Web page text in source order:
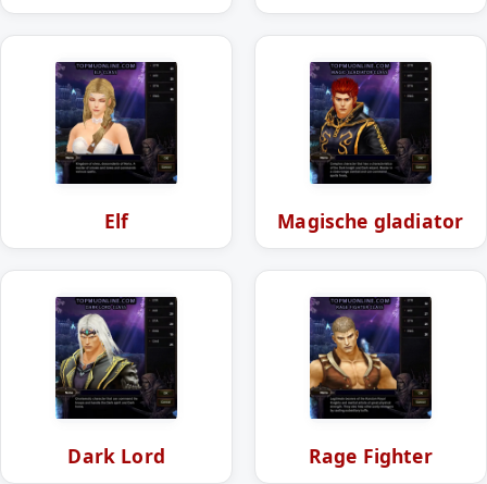
Elf Magische gladiator
Dark Lord Rage Fighter